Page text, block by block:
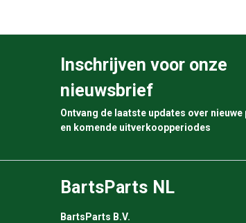
Inschrijven voor onze
nieuwsbrief
Ontvang de laatste updates over
en komende uitverkoopperiodes
BartsParts NL
BartsParts B.V.